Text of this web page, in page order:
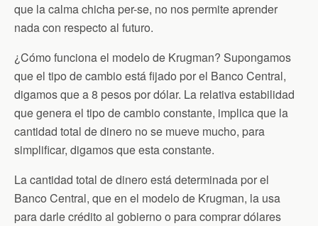
que la calma chicha per-se, no nos permite aprender
nada con respecto al futuro.
¿Cómo funciona el modelo de Krugman? Supongamos
que el tipo de cambio está fijado por el Banco Central,
digamos que a 8 pesos por dólar. La relativa estabilidad
que genera el tipo de cambio constante, implica que la
cantidad total de dinero no se mueve mucho, para
simplificar, digamos que esta constante.
La cantidad total de dinero está determinada por el
Banco Central, que en el modelo de Krugman, la usa
para darle crédito al gobierno o para comprar dólares